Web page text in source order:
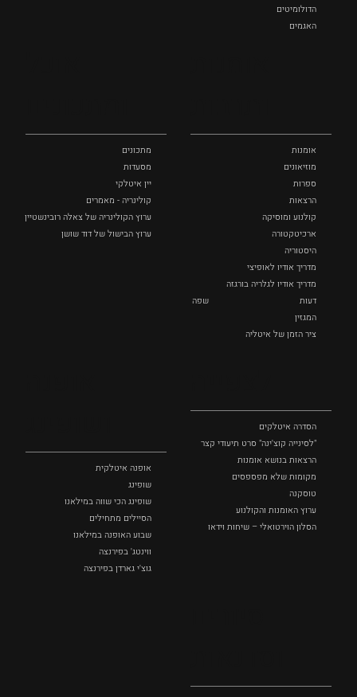
הדולומיטים
האגמים
אומנות
מוזיאונים
ספרות
הרצאות
קולנוע ומוסיקה
ארכיטקטורה
היסטוריה
מדריך אודיו לאופיצי
מדריך אודיו לגלריה בורגזה
דעות
שפה
המגזין
ציר הזמן של איטליה
מתכונים
מסעדות
יין איטלקי
קולינריה - מאמרים
ערוץ הקולינריה של צאלה רובינשטיין
ערוץ הבישול של דוד שושן
הסדרה איטלקים
"לסינייה קוצ'ינה" סרט תיעודי קצר
הרצאות בנושא אומנות
מקומות שלא מפספסים
טוסקנה
ערוץ האומנות והקולנוע
הסלון הוירטואלי – שיחות וידאו
אופנה איטלקית
שופינג
שופינג הכי שווה במילאנו
הסיילים מתחילים
שבוע האופנה במילאנו
ווינטג' בפירנצה
גוצ'י גארדן בפירנצה